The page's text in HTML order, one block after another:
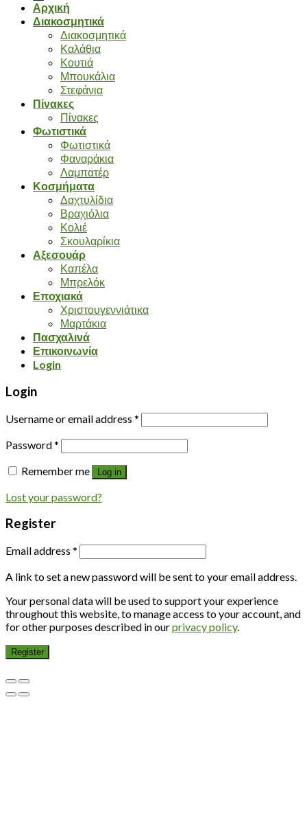
Αρχική
Διακοσμητικά
Διακοσμητικά
Καλάθια
Κουτιά
Μπουκάλια
Στεφάνια
Πίνακες
Πίνακες
Φωτιστικά
Φωτιστικά
Φαναράκια
Λαμπατέρ
Κοσμήματα
Δαχτυλίδια
Βραχιόλια
Κολιέ
Σκουλαρίκια
Αξεσουάρ
Καπέλα
Μπρελόκ
Εποχιακά
Χριστουγεννιάτικα
Μαρτάκια
Πασχαλινά
Επικοινωνία
Login
Login
Username or email address *
Password*
Remember me
Log in
Lost your password?
Register
Email address *
A link to set a new password will be sent to your email address.
Your personal data will be used to support your experience
throughout this website, to manage access to your account, and
for other purposes described in ourprivacy policy.
Register